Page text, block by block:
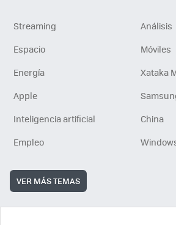
Streaming
Análisis
Espacio
Móviles
Energía
Xataka
Apple
Inteligencia artificial
China
Empleo
VER MÁS TEMAS